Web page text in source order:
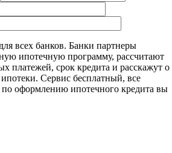
всех банков. Банки партнеры
ипотечную программу, рассчитают
платежей, срок кредита и расскажут о
Сервис бесплатный, все
оформлению ипотечного кредита вы